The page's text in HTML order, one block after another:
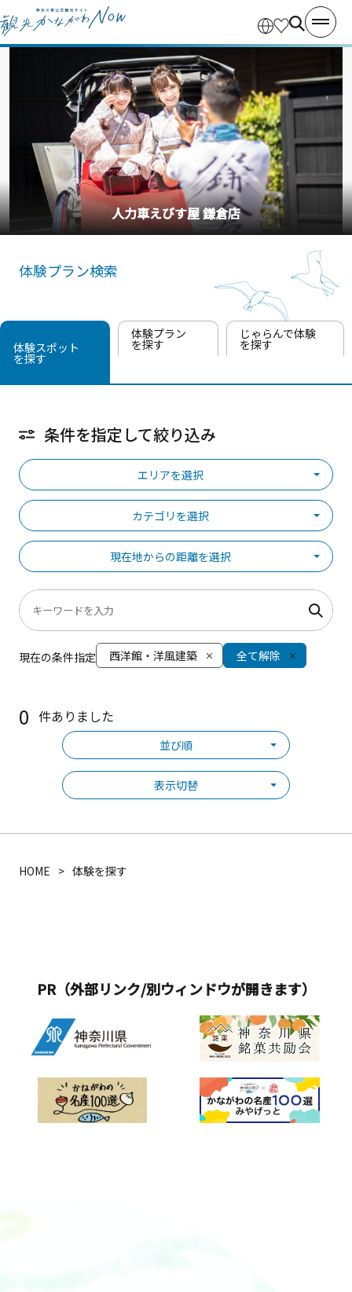
人力車えびす屋 鎌倉店
体験プラン検索
体験スポット
を探す
体験プラン
を探す
じゃらんで体験
を探す
条件を指定して絞り込み
エリアを選択
カテゴリを選択
現在地からの距離を選択
現在の条件指定 西洋館・洋風建築 全て解除
0 件ありました
並び順
表示切替
HOME 体験を探す
PR（外部リンク/別ウィンドウが開きます）